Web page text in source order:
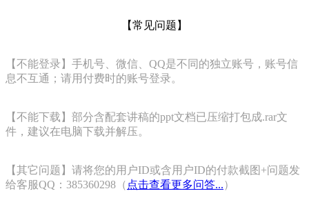
【常见问题】
【不能登录】手机号、微信、QQ是不同的独立账号，账号信
息不互通；请用付费时的账号登录。
【不能下载】部分含配套讲稿的ppt文档已压缩打包成.rar文
件，建议在电脑下载并解压。
【其它问题】请将您的用户ID或含用户ID的付款截图+问题发
给客服QQ：385360298（ 点击查看更多问答...）